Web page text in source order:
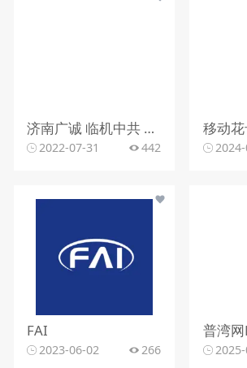
济南广诚 临机中共 图形水印
2022-07-31 442
移动
FAI
2023-06-02 266
普湾